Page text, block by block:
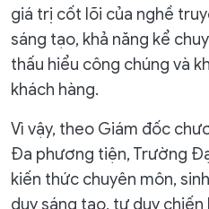
giá trị cốt lõi của nghề
sáng tạo, khả năng kể
thấu hiểu công chúng và
khách hàng.
Vì vậy, theo Giám đốc
Đa phương tiện, Trường
kiến thức chuyên môn,
duy sáng tạo, tư duy